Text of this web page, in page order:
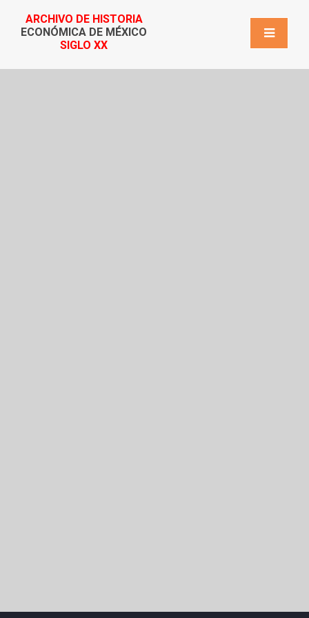
ARCHIVO DE HISTORIA
ECONÓMICA DE MÉXICO
SIGLO XX